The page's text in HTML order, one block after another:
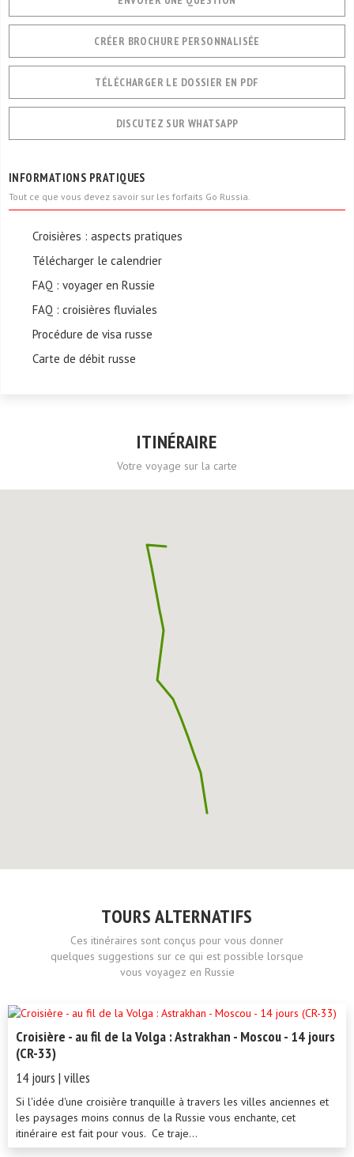
CRÉER BROCHURE PERSONNALISÉE
TÉLÉCHARGER LE DOSSIER EN PDF
DISCUTEZ SUR WHATSAPP
INFORMATIONS PRATIQUES
Tout ce que vous devez savoir sur les forfaits Go Russia.
Croisières : aspects pratiques
Télécharger le calendrier
FAQ : voyager en Russie
FAQ : croisières fluviales
Procédure de visa russe
Carte de débit russe
ITINÉRAIRE
Votre voyage sur la carte
TOURS ALTERNATIFS
Ces itinéraires sont conçus pour vous donner
quelques suggestions sur ce qui est possible lorsque
vous voyagez en Russie
Croisière - au fil de la Volga : Astrakhan - Moscou - 14 jours
(CR-33)
14 jours | villes
Si l'idée d'une croisière tranquille à travers les villes anciennes et
les paysages moins connus de la Russie vous enchante, cet
itinéraire est fait pour vous. Ce traje...